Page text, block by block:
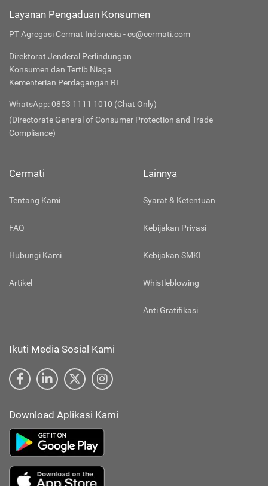
Layanan Pengaduan Konsumen
PT Agregasi Cermat Indonesia - cs@cermati.com
Direktorat Jenderal Perlindungan
Konsumen dan Tertib Niaga
Kementerian Perdagangan RI
WhatsApp: 0853 1111 1010 (Chat Only)
(Directorate General of Consumer Protection and Trade
Compliance)
Cermati
Tentang Kami
FAQ
Hubungi Kami
Artikel
Lainnya
Syarat & Ketentuan
Kebijakan Privasi
Kebijakan SMKI
Whistleblowing
Anti Gratifikasi
Ikuti Media Sosial Kami
Download Aplikasi Kami